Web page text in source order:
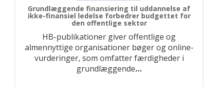
Grundlæggende finansiering til uddannelse af
ikke-finansiel ledelse forbedrer budgettet for
den offentlige sektor
HB-publikationer giver offentlige og
almennyttige organisationer bøger og online-
vurderinger, som omfatter færdigheder i
grundlæggende…